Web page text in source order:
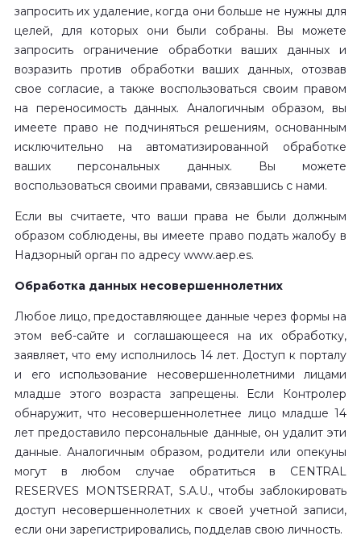
запросить их удаление, когда они больше не нужны для
целей, для которых они были собраны. Вы можете
запросить ограничение обработки ваших данных и
возразить против обработки ваших данных, отозвав
свое согласие, а также воспользоваться своим правом
на переносимость данных. Аналогичным образом, вы
имеете право не подчиняться решениям, основанным
исключительно на автоматизированной обработке
ваших персональных данных. Вы можете
воспользоваться своими правами, связавшись с нами.
Если вы считаете, что ваши права не были должным
образом соблюдены, вы имеете право подать жалобу в
Надзорный орган по адресу www.aep.es.
Обработка данных несовершеннолетних
Любое лицо, предоставляющее данные через формы на
этом веб-сайте и соглашающееся на их обработку,
заявляет, что ему исполнилось 14 лет. Доступ к порталу
и его использование несовершеннолетними лицами
младше этого возраста запрещены. Если Контролер
обнаружит, что несовершеннолетнее лицо младше 14
лет предоставило персональные данные, он удалит эти
данные. Аналогичным образом, родители или опекуны
могут в любом случае обратиться в CENTRAL
RESERVES MONTSERRAT, S.A.U., чтобы заблокировать
доступ несовершеннолетних к своей учетной записи,
если они зарегистрировались, подделав свою личность.